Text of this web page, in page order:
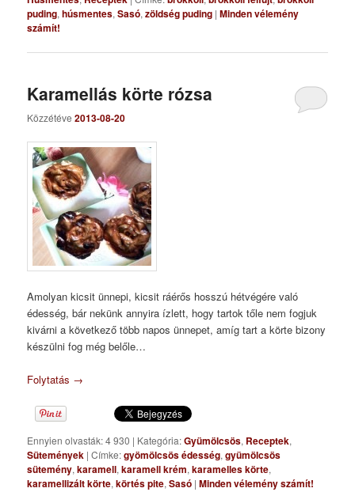
puding,húsmentes,Sasó,zöldség puding |Minden vélemény
számít!
Karamellás körte rózsa
Közzétéve2013-08-20
Amolyan kicsit ünnepi, kicsit ráérős hosszú hétvégére való
édesség, bár nekünk annyira ízlett, hogy tartok tőle nem fogjuk
kivárni a következő több napos ünnepet, amíg tart a körte bizony
készülni fog még belőle…
Folytatás →
Ennyien olvasták: 4 930 | Kategória:Gyümölcsös, Receptek,
Sütemények |Címke:gyömölcsös édesség,gyümölcsös
sütemény,karamell,karamell krém,karamelles körte,
karamellizált körte,körtés pite,Sasó |Minden vélemény számít!